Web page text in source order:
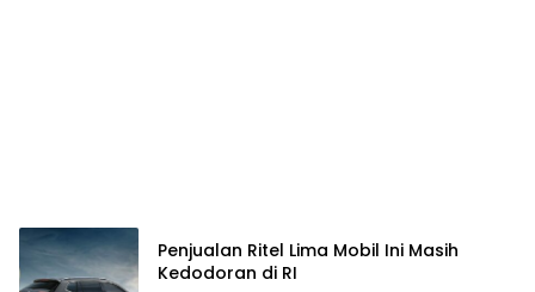
Penjualan Ritel Lima Mobil Ini Masih
Kedodoran di RI